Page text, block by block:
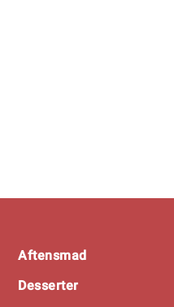
Footer
Aftensmad
Desserter